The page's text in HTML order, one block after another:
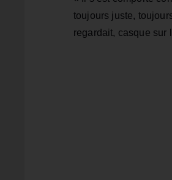
toujours juste,
regardait, casque sur